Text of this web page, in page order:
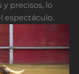
precisos, lo
espectáculo.